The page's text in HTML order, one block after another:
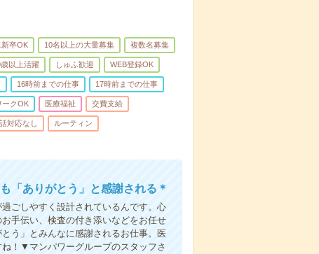
卒OK 10名以上の大量募集 複数名募集
以上活躍 しゅふ歓迎 WEB登録OK
16時前までの仕事 17時前までの仕事
ークOK 医療福祉 交費支給
対応なし ルーティン
「ありがとう」と感謝される＊
ごしやすく設計されているんです。心
手伝い、検査の付き添いなどをお任せ
う」とみんなに感謝されるお仕事。医
！▼マンパワーグループのスタッフさ